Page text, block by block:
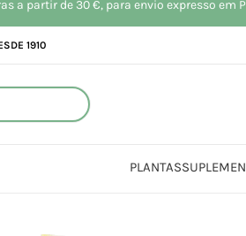
1910
PLANTAS
a partir de 30 €, para envio expresso em